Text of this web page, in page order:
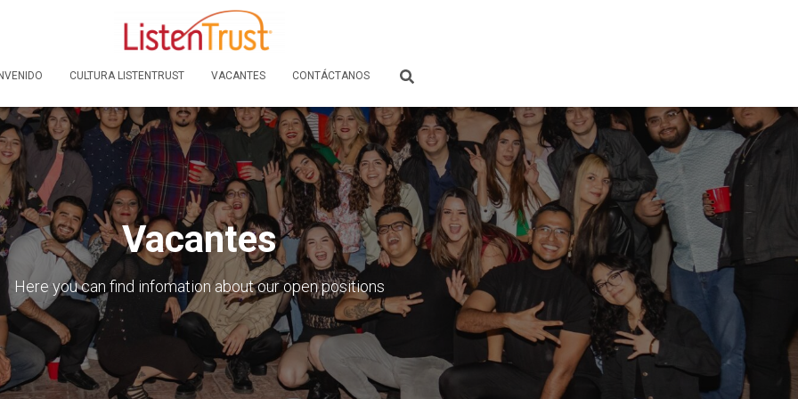
CULTURA LISTENTRUST VACANTES CONTÁCTANOS
Vacantes
Here you can find infomation about our open positions